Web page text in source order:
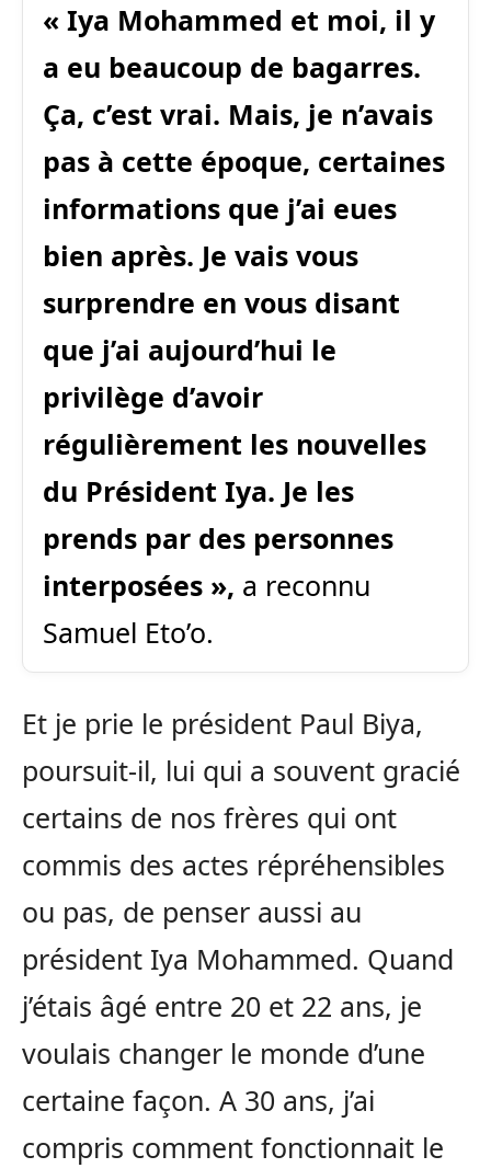
« Iya Mohammed et moi, il y
a eu beaucoup de bagarres.
Ça, c’est vrai. Mais, je n’avais
pas à cette époque, certaines
informations que j’ai eues
bien après. Je vais vous
surprendre en vous disant
que j’ai aujourd’hui le
privilège d’avoir
régulièrement les nouvelles
du Président Iya. Je les
prends par des personnes
interposées », a reconnu
Samuel Eto’o.
Et je prie le président Paul Biya,
poursuit-il, lui qui a souvent gracié
certains de nos frères qui ont
commis des actes répréhensibles
ou pas, de penser aussi au
président Iya Mohammed. Quand
j’étais âgé entre 20 et 22 ans, je
voulais changer le monde d’une
certaine façon. A 30 ans, j’ai
compris comment fonctionnait le